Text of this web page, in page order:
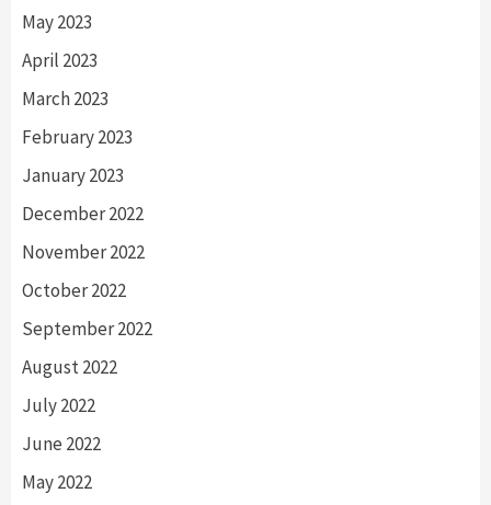
May 2023
April 2023
March 2023
February 2023
January 2023
December 2022
November 2022
October 2022
September 2022
August 2022
July 2022
June 2022
May 2022